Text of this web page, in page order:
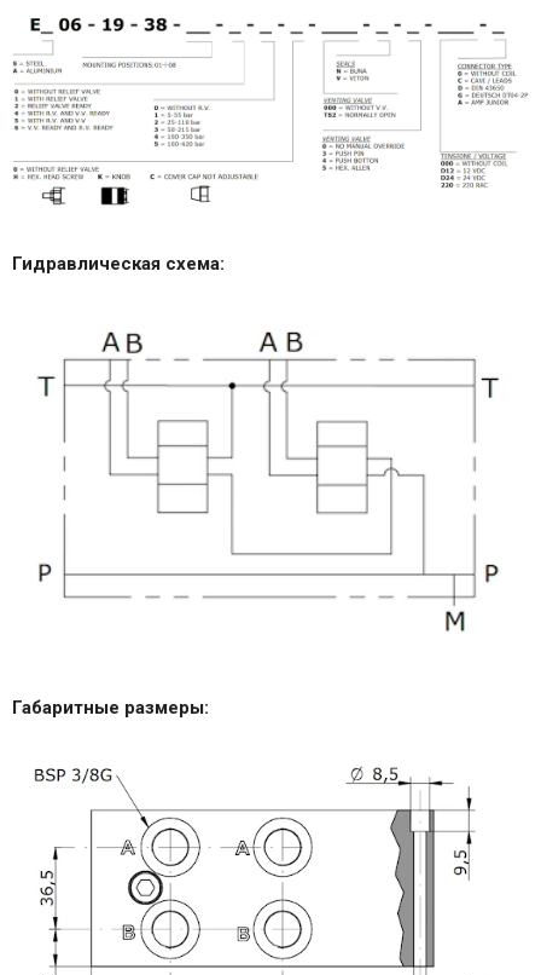
Гидравлическая схема:
Габаритные размеры: